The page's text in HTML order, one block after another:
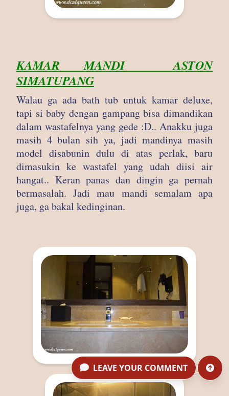
KAMAR MANDI ASTON
SIMATUPANG
Walau ga ada bath tub untuk kamar deluxe,
tapi si baby dengan gampang bisa dimandikan
dalam wastafelnya yang gede :D.. Anakku juga
masih 4 bulan sih ya, jadi mandinya masih
model disabunin dulu di atas perlak, baru
dimasukin ke wastafel yang udah diisi air
hangat.. Keran panas dan dingin ga pernah
bermasalah. Jadi mau mandi semalam apa
juga, ga bakal kedinginan.
LEAVE YOUR COMMENT